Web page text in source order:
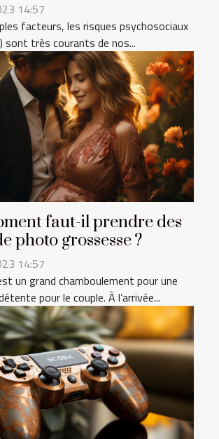
14:57
facteurs, les risques psychosociaux
sont très courants de nos...
faut-il prendre des
photo grossesse ?
14:57
un grand chamboulement pour une
pour le couple. À l’arrivée...